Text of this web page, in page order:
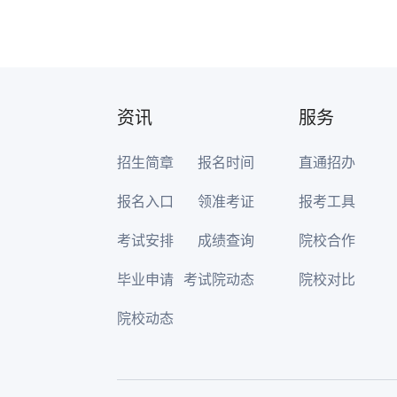
资讯
招生简章 报名时间
报名入口 领准考证
考试安排 成绩查询
毕业申请 考试院动态
院校动态
服务
直通招办
报考工具
院校合作
院校对比